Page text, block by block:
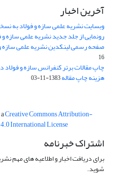
آخرین اخبار
وبسایت نشریه علمی سازه و فولاد به
رونمایی از جلد جدید نشریه علمی سازه و
صفحه رسمی لینکدین نشریه علمی سازه
16
چاپ مقالات برتر کنفرانس سازه و فولاد
هزینه چاپ مقاله1383-11-03
Creative Commons Attribution-
International License
اشتراک خبرنامه
برای دریافت اخبار و اطلاعیه های مهم
شوید.